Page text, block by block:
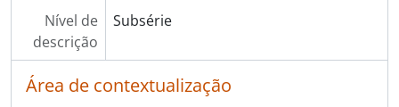
[Item] IT137 - Ofício GR 870/83
[Item] IT138 - Ofício GR 985/83
[Item] IT139 - Convocação para reunião
[Série] IU - Interventores na Unicamp
[Série] C - Correspondência
Nível de
descrição
Subsérie
Área de contextualização